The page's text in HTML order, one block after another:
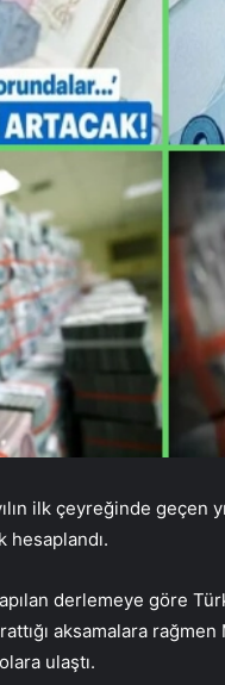
ilk çeyreğinde geçen
hesaplandı.
derlemeye göre
aksamalara rağmen
ulaştı.